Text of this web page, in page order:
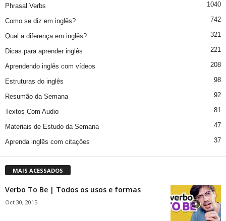
Phrasal Verbs 1040
Como se diz em inglês? 742
Qual a diferença em inglês? 321
Dicas para aprender inglês 221
Aprendendo inglês com vídeos 208
Estruturas do inglês 98
Resumão da Semana 92
Textos Com Audio 81
Materiais de Estudo da Semana 47
Aprenda inglês com citações 37
MAIS ACESSADOS
Verbo To Be | Todos os usos e formas
Oct 30, 2015